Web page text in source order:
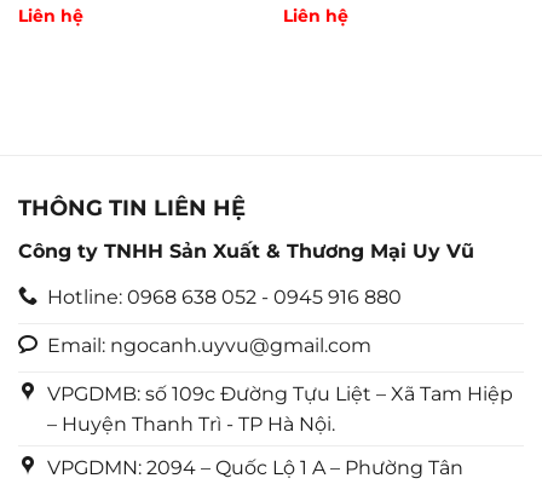
Được
Liên hệ
Được
Liên hệ
THÔNG TIN LIÊN HỆ
Công ty TNHH Sản Xuất & Thương Mại Uy Vũ
Hotline: 0968 638 052 - 0945 916 880
Email: ngocanh.uyvu@gmail.com
VPGDMB: số 109c Đường Tựu Liệt – Xã Tam Hiệp
– Huyện Thanh Trì - TP Hà Nội.
VPGDMN: 2094 – Quốc Lộ 1 A – Phường Tân